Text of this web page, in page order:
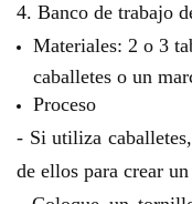
4. Banco de trabajo
Materiales: 2 o 3
caballetes o un
Proceso
- Si utiliza
de ellos para crear